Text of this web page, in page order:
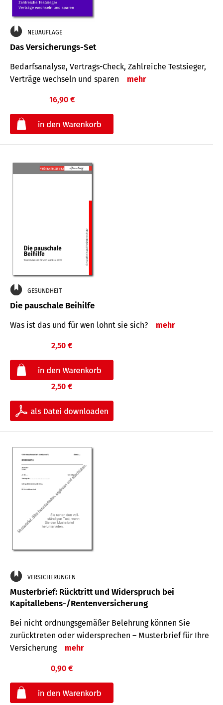
NEUAUFLAGE
Das Versicherungs-Set
Bedarfsanalyse, Vertrags-Check, Zahlreiche Testsieger,
Verträge wechseln und sparen
mehr
16,90 €
GESUNDHEIT
Die pauschale Beihilfe
Was ist das und für wen lohnt sie sich? mehr
2,50 €
2,50 €
VERSICHERUNGEN
Musterbrief: Rücktritt und Widerspruch bei
Kapitallebens-/Rentenversicherung
Bei nicht ordnungsgemäßer Belehrung können Sie
zurücktreten oder widersprechen – Musterbrief für Ihre
Versicherung
mehr
0,90 €